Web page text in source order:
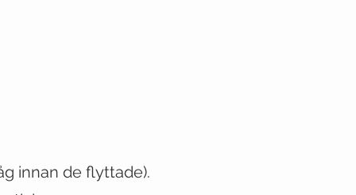
innan de flyttade).